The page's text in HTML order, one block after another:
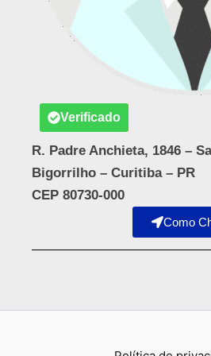
Verificado
R. Padre Anchieta, 1846 –
Bigorrilho – Curitiba – PR
CEP 80730-000
Como